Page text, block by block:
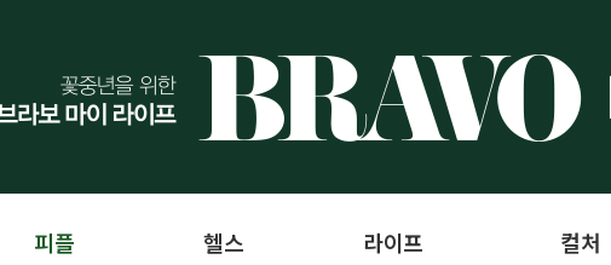
피플 헬스 라이프 컬처